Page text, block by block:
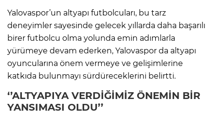
Yalovaspor’un altyapı futbolcuları, bu tarz
deneyimler sayesinde gelecek yıllarda daha başarılı
birer futbolcu olma yolunda emin adımlarla
yürümeye devam ederken, Yalovaspor da altyapı
oyuncularına önem vermeye ve gelişimlerine
katkıda bulunmayı sürdüreceklerini belirtti.
‘’ALTYAPIYA VERDİĞİMİZ ÖNEMİN BİR
YANSIMASI OLDU’’